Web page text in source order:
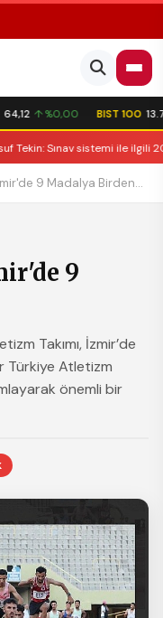
↑ %0,00 BIST 100
Tekin: Sınav sistemi ile ilgili
9 Madalya Birden...
9
Takımı, İzmir’de
Türkiye Atletizm
önemli bir